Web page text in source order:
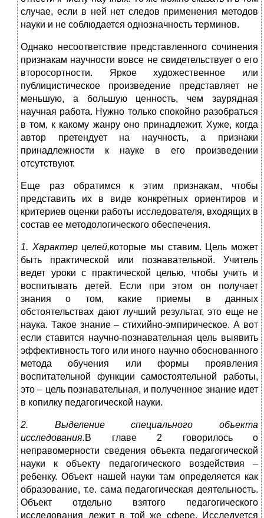
случае, если в ней нет следов применения методов
науки и не соблюдается однозначность терминов.
Однако несоответствие представленного сочинения
признакам научности вовсе не свидетельствует о его
второсортности. Яркое художественное или
публицистическое произведение представляет не
меньшую, а большую ценность, чем заурядная
научная работа. Нужно только спокойно разобраться
в том, к какому жанру оно принадлежит. Хуже, когда
автор претендует на научность, а признаки
принадлежности к науке в его произведении
отсутствуют.
Еще раз обратимся к этим признакам, чтобы
представить их в виде конкретных ориентиров и
критериев оценки работы исследователя, входящих в
состав ее методологического обеспечения.
1. Характер целей,которые мы ставим. Цель может
быть практической или познавательной. Учитель
ведет уроки с практической целью, чтобы учить и
воспитывать детей. Если при этом он получает
знания о том, какие приемы в данных
обстоятельствах дают лучший результат, это еще не
наука. Такое знание – стихийно-эмпирическое. А вот
если ставится научно-познавательная цель выявить
эффективность того или иного научно обоснованного
метода обучения или формы проявления
воспитательной функции самостоятельной работы,
это – цель познавательная, и полученное знание идет
в копилку педагогической науки.
2. Выделение специального объекта
исследования.В главе 2 говорилось о
неправомерности сведения объекта педагогической
науки к объекту педагогического воздействия –
ребенку. Объект нашей науки там определяется как
образование, т.е. сама педагогическая деятельность.
Объект отдельно взятого педагогического
исследования лежит в той же сфере. Исследуется